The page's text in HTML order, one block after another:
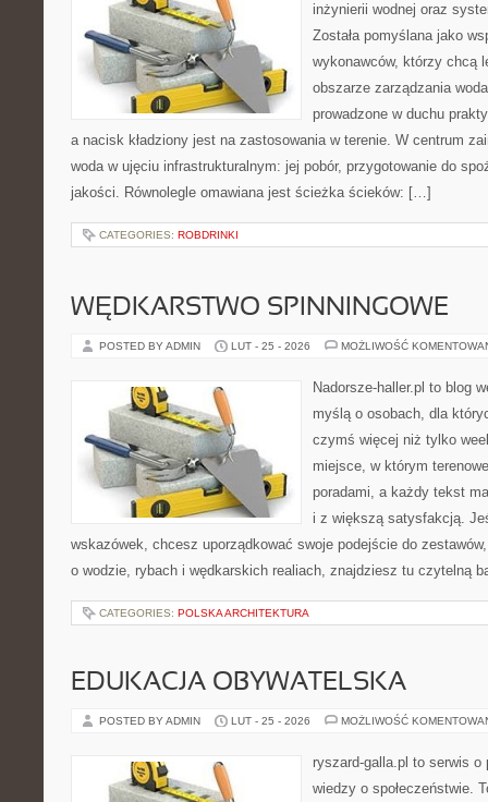
inżynierii wodnej oraz
Została pomyślana jako
wykonawców, którzy chcą
obszarze zarządzania
prowadzone w duchu
a nacisk kładziony jest na zastosowania w terenie. W centrum
woda w ujęciu infrastrukturalnym: jej pobór, przygotowanie do
jakości. Równolegle omawiana jest ścieżka ścieków: […]
CATEGORIES: ROBDRINKI
WĘDKARSTWO SPINNINGOWE
POSTED BY ADMIN LUT - 25 - 2026 MOŻLIWOŚĆ
Nadorsze-haller.pl to blog
myślą o osobach, dla
czymś więcej niż tylko
miejsce, w którym
poradami, a każdy tekst
i z większą satysfakcją.
wskazówek, chcesz uporządkować swoje podejście do
o wodzie, rybach i wędkarskich realiach, znajdziesz tu czytelną
CATEGORIES: POLSKA ARCHITEKTURA
EDUKACJA OBYWATELSKA
POSTED BY ADMIN LUT - 25 - 2026 MOŻLIWOŚĆ
ryszard-galla.pl to serwis
wiedzy o społeczeństwie.